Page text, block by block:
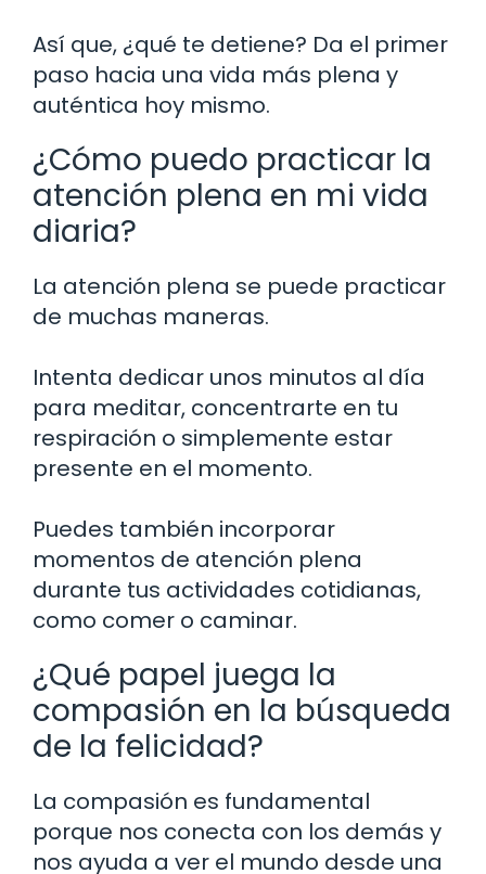
Así que, ¿qué te detiene? Da el primer
paso hacia una vida más plena y
auténtica hoy mismo.
¿Cómo puedo practicar la
atención plena en mi vida
diaria?
La atención plena se puede practicar
de muchas maneras.
Intenta dedicar unos minutos al día
para meditar, concentrarte en tu
respiración o simplemente estar
presente en el momento.
Puedes también incorporar
momentos de atención plena
durante tus actividades cotidianas,
como comer o caminar.
¿Qué papel juega la
compasión en la búsqueda
de la felicidad?
La compasión es fundamental
porque nos conecta con los demás y
nos ayuda a ver el mundo desde una